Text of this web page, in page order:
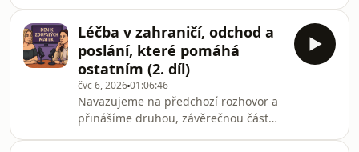
zkušenosti – co stojí za to, čemu se
vyhnout a n
otevíráme téma, které řeší snad každá
rodina.Co v dnešním díle uslyšíte?
Dovolená s dětmi – realita vs.
očekávání: Podělíme se o naše čerstvé
zážitky z cest a přiznáme, kdy to bylo
“o nervy“. Logistika pro pracující
rodiče: Jak sladit prázdniny, když oba r
Léčba v zahraničí, odchod a
poslání, které pomáhá
ostatním (2. díl)
čvc 6, 202601:06:46
Navazujeme na předchozí rozhovor a
přinášíme druhou, závěrečnou část